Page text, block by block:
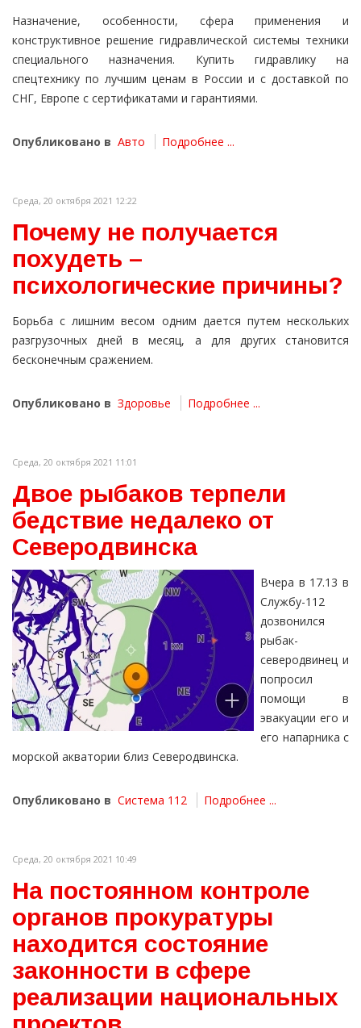
Назначение, особенности, сфера применения и
конструктивное решение гидравлической системы техники
специального назначения. Купить гидравлику на
спецтехнику по лучшим ценам в России и с доставкой по
СНГ, Европе с сертификатами и гарантиями.
Опубликовано в Авто Подробнее ...
Среда, 20 октября 2021 12:22
Почему не получается
похудеть –
психологические причины?
Борьба с лишним весом одним дается путем нескольких
разгрузочных дней в месяц, а для других становится
бесконечным сражением.
Опубликовано в Здоровье Подробнее ...
Среда, 20 октября 2021 11:01
Двое рыбаков терпели
бедствие недалеко от
Северодвинска
Вчера в 17.13 в
Службу-112
дозвонился
рыбак-
северодвинец и
попросил
помощи в
эвакуации его и
его напарника с
морской акватории близ Северодвинска.
Опубликовано в Система 112 Подробнее ...
Среда, 20 октября 2021 10:49
На постоянном контроле
органов прокуратуры
находится состояние
законности в сфере
реализации национальных